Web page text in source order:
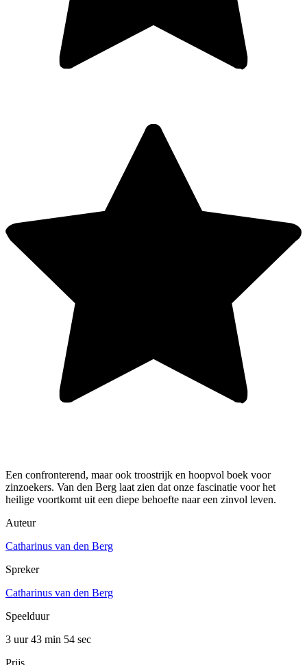
Een confronterend, maar ook troostrijk en hoopvol boek voor
zinzoekers. Van den Berg laat zien dat onze fascinatie voor het
heilige voortkomt uit een diepe behoefte naar een zinvol leven.
Auteur
Catharinus van den Berg
Spreker
Catharinus van den Berg
Speelduur
3 uur 43 min 54 sec
Prijs